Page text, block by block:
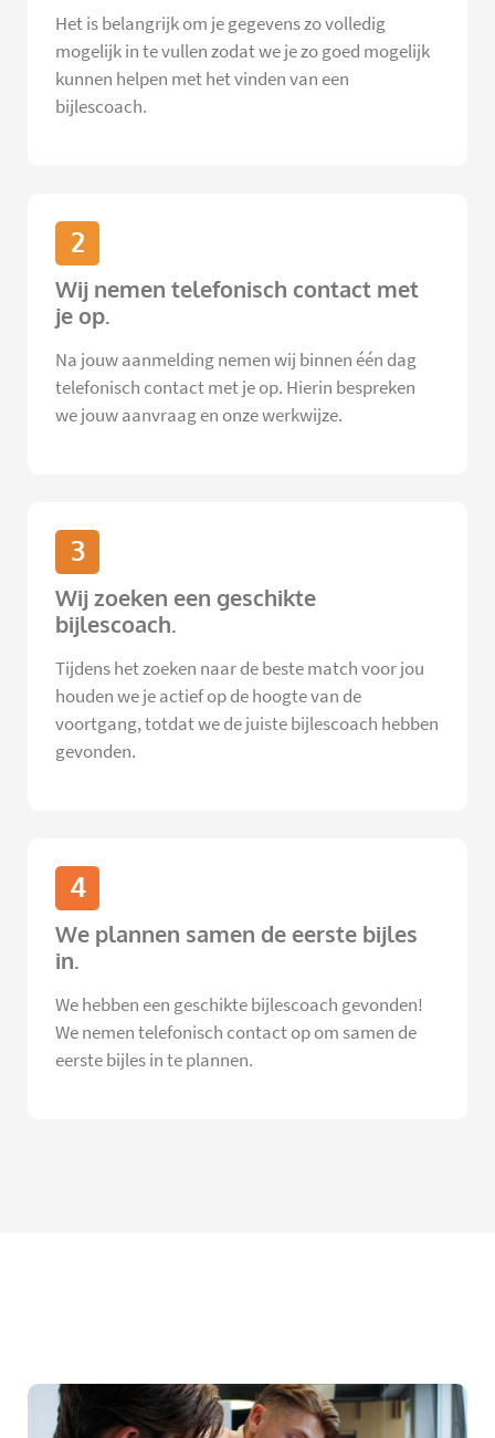
Het is belangrijk om je gegevens zo volledig
mogelijk in te vullen zodat we je zo goed mogelijk
kunnen helpen met het vinden van een
bijlescoach.
2
Wij nemen telefonisch contact met
je op.
Na jouw aanmelding nemen wij binnen één dag
telefonisch contact met je op. Hierin bespreken
we jouw aanvraag en onze werkwijze.
3
Wij zoeken een geschikte
bijlescoach.
Tijdens het zoeken naar de beste match voor jou
houden we je actief op de hoogte van de
voortgang, totdat we de juiste bijlescoach hebben
gevonden.
4
We plannen samen de eerste bijles
in.
We hebben een geschikte bijlescoach gevonden!
We nemen telefonisch contact op om samen de
eerste bijles in te plannen.